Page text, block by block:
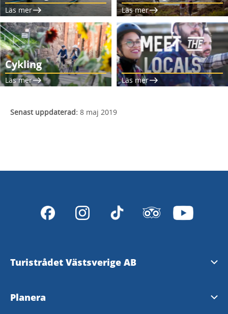
Läs mer Läs mer
Cykling
Läs mer Läs mer
Senast uppdaterad: 8 maj 2019
Turistrådet Västsverige AB
Tipsa om evenemang
Planera